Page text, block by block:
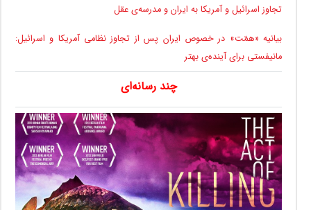
تجاوز اسرائیل و آمریکا به ایران و مدرسه‌ی عقل
بیانیه «همّت» در خصوص ایران پس از تجاوز نظامی آمریکا و اسرائیل:
مانیفستی برای آینده‌ی بهتر
چند رسانه‌ای